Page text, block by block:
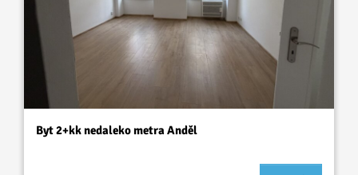
Byt 2+kk nedaleko metra Anděl